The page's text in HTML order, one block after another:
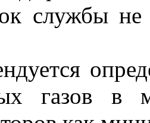
службы
газов в